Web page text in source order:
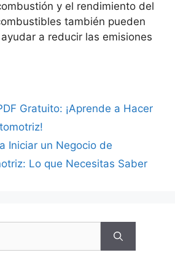
y el rendimiento del
también pueden
a reducir las emisiones
Gratuito: ¡Aprende a Hacer
Iniciar un Negocio de
Lo que Necesitas Saber